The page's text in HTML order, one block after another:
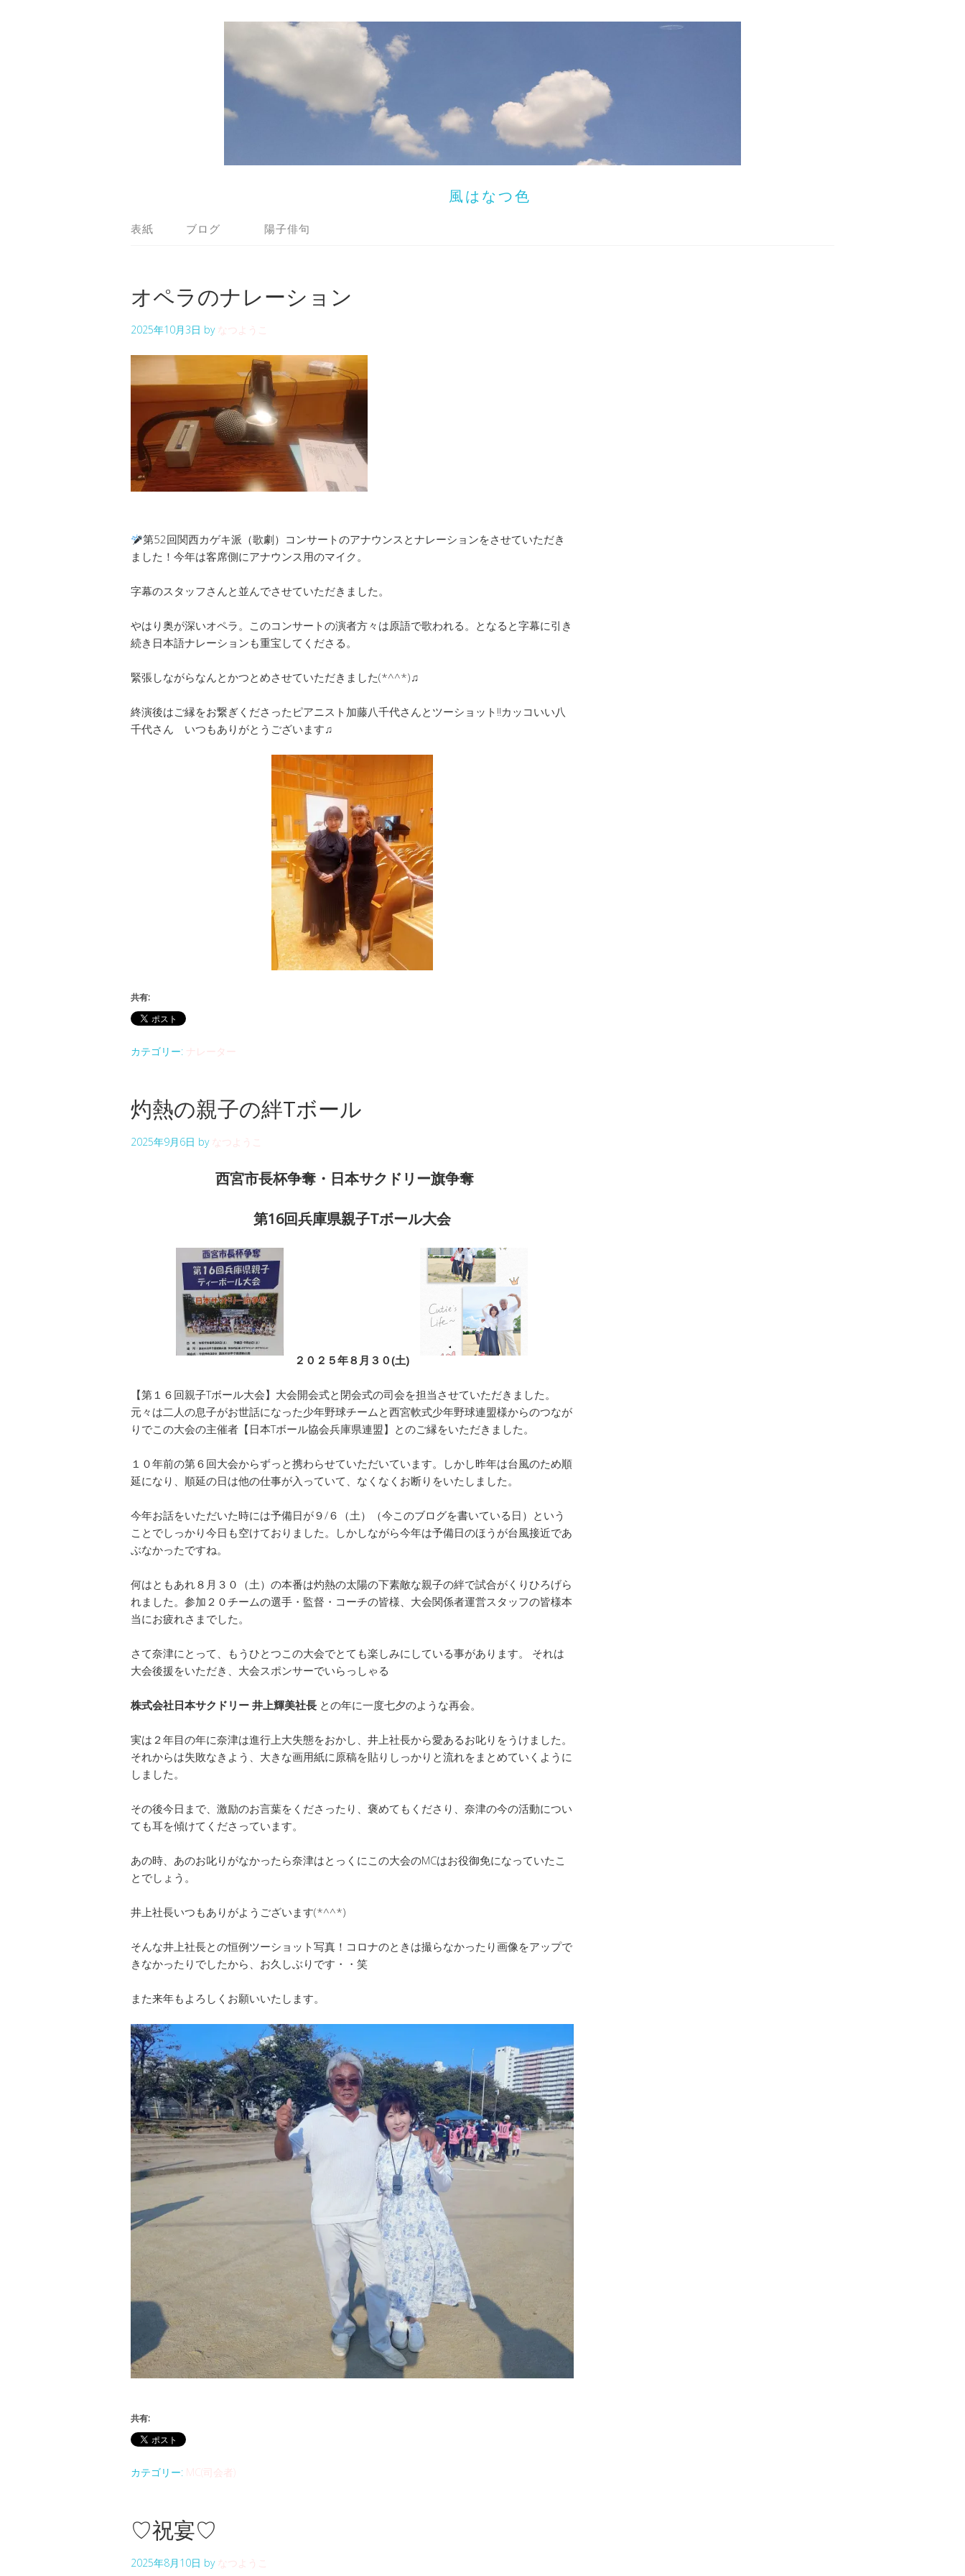
風はなつ色
表紙 ブログ 陽子俳句
オペラのナレーション
2025年10月3日 by なつようこ
第52回関西カゲキ派（歌劇）コンサートのアナウンスとナレーションをさせていただき
ました！今年は客席側にアナウンス用のマイク。
字幕のスタッフさんと並んでさせていただきました。
やはり奥が深いオペラ。このコンサートの演者方々は原語で歌われる。となると字幕に引き
続き日本語ナレーションも重宝してくださる。
緊張しながらなんとかつとめさせていただきました(*^^*)♫
終演後はご縁をお繋ぎくださったピアニスト加藤八千代さんとツーショット!!カッコいい八
千代さん いつもありがとうございます♫
共有:
カテゴリー: ナレーター
灼熱の親子の絆Tボール
2025年9月6日 by なつようこ
西宮市長杯争奪・日本サクドリー旗争奪
第16回兵庫県親子Tボール大会
２０２５年８月３０(土)
【第１６回親子Tボール大会】大会開会式と閉会式の司会を担当させていただきました。
元々は二人の息子がお世話になった少年野球チームと西宮軟式少年野球連盟様からのつなが
りでこの大会の主催者【日本Tボール協会兵庫県連盟】とのご縁をいただきました。
１０年前の第６回大会からずっと携わらせていただいています。しかし昨年は台風のため順
延になり、順延の日は他の仕事が入っていて、なくなくお断りをいたしました。
今年お話をいただいた時には予備日が９/６（土）（今このブログを書いている日）という
ことでしっかり今日も空けておりました。しかしながら今年は予備日のほうが台風接近であ
ぶなかったですね。
何はともあれ８月３０（土）の本番は灼熱の太陽の下素敵な親子の絆で試合がくりひろげら
れました。参加２０チームの選手・監督・コーチの皆様、大会関係者運営スタッフの皆様本
当にお疲れさまでした。
さて奈津にとって、もうひとつこの大会でとても楽しみにしている事があります。 それは
大会後援をいただき、大会スポンサーでいらっしゃる
株式会社日本サクドリー 井上輝美社長 との年に一度七夕のような再会。
実は２年目の年に奈津は進行上大失態をおかし、井上社長から愛あるお叱りをうけました。
それからは失敗なきよう、大きな画用紙に原稿を貼りしっかりと流れをまとめていくように
しました。
その後今日まで、激励のお言葉をくださったり、褒めてもくださり、奈津の今の活動につい
ても耳を傾けてくださっています。
あの時、あのお叱りがなかったら奈津はとっくにこの大会のMCはお役御免になっていたこ
とでしょう。
井上社長いつもありがようございます(*^^*)
そんな井上社長との恒例ツーショット写真！コロナのときは撮らなかったり画像をアップで
きなかったりでしたから、お久しぶりです・・笑
また来年もよろしくお願いいたします。
共有:
カテゴリー: MC(司会者)
♡祝宴♡
2025年8月10日 by なつようこ